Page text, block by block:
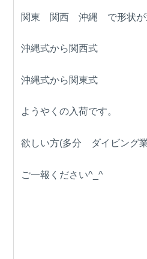
関東 関西 沖縄 で形状が
沖縄式から関西式
沖縄式から関東式
ようやくの入荷です。
欲しい方(多分 ダイビング
ご一報ください^_^